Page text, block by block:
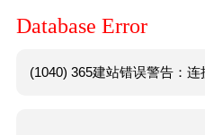
Database Error
(1040) 365建站错误警告：